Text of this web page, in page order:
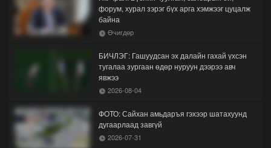
форум, хурал зэрэг бүх арга хэмжээг цуцалж
байна
Өчигдөр
БИЧЛЭГ: Гашуудсан эх далайн гахай үхсэн
тугалаа зургаан өдөр нуруун дээрээ авч
явжээ
2026-08-04
ФОТО: Сайхан амьдаръя гэхээр шатахуунд
дугаарлаад завгүй
2026-07-31